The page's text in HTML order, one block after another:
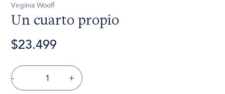
Virginia Woolf
Un cuarto propio
$23.499
- +